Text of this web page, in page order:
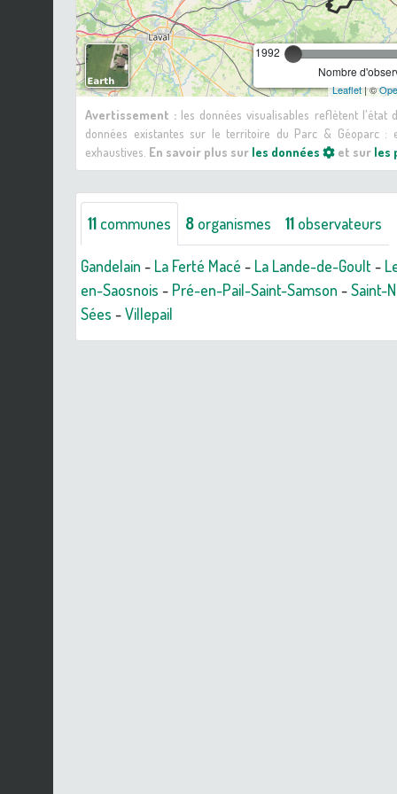
1992
Nombre
Leaflet| ©
Avertissement : les données visualisables reflètent l'état
données existantes sur le territoire du Parc & Géoparc :
exhaustives. En savoir plus sur les données et sur les
11 communes 8 organismes 11 observateurs
Gandelain - La Ferté Macé - La Lande-de-Goult-
en-Saosnois - Pré-en-Pail-Saint-Samson -Saint-
Sées -Villepail